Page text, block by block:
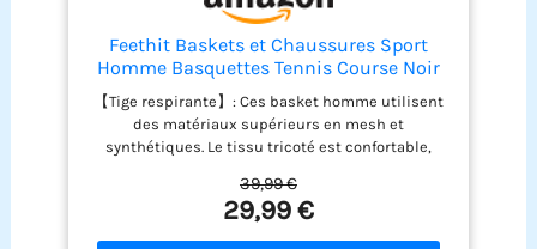
Feethit Baskets et Chaussures Sport
Homme Basquettes Tennis Course Noir
44
【Tige respirante】: Ces basket homme utilisent
des matériaux supérieurs en mesh et
synthétiques. Le tissu tricoté est confortable,
pendant l'exercice. 【 Intérieur confortable 】 :
l'intérieur des chaussures homme est fabriqué en
textile et en coton respirant hautement élastique.
39,99 €
29,99 €